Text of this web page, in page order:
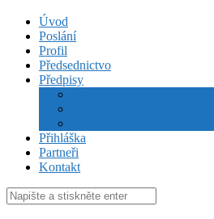
Úvod
Poslání
Profil
Předsednictvo
Předpisy
Přihláška
Partneři
Kontakt
Hledat: